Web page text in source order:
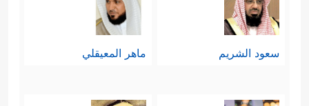
سعود الشريم ماهر المعيقلي